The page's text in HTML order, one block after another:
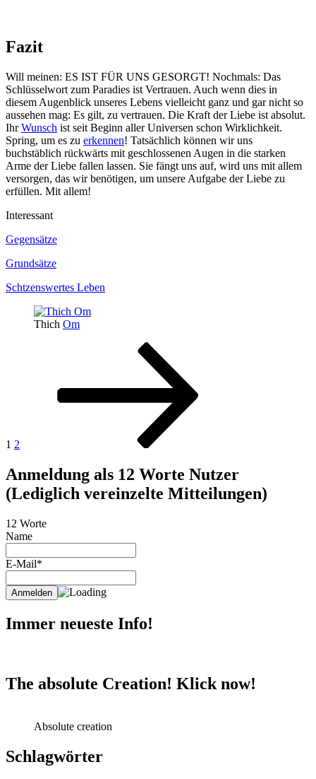
Fazit
Will meinen: ES IST FÜR UNS GESORGT! Nochmals: Das
Schlüsselwort zum Paradies ist Vertrauen. Auch wenn dies in
diesem Augenblick unseres Lebens vielleicht ganz und gar nicht so
aussehen mag: Es gilt, zu vertrauen. Die Kraft der Liebe ist absolut.
IhrWunsch ist seit Beginn aller Universen schon Wirklichkeit.
Spring, um es zu erkennen! Tatsächlich können wir uns
buchstäblich rückwärts mit geschlossenen Augen in die starken
Arme der Liebe fallen lassen. Sie fängt uns auf, wird uns mit allem
versorgen, das wir benötigen, um unsere Aufgabe der Liebe zu
erfüllen. Mit allem!
Interessant
Gegensätze
Grundsätze
Schtzenswertes Leben
Thich Om
Seitennummerierung
Beiträge
1 2
Anmeldung als 12 Worte Nutzer
(Lediglich vereinzelte Mitteilungen)
12 Worte
Name
E-Mail*
Immer neueste Info!
The absolute Creation! Klick now!
Absolute creation
Schlagwörter